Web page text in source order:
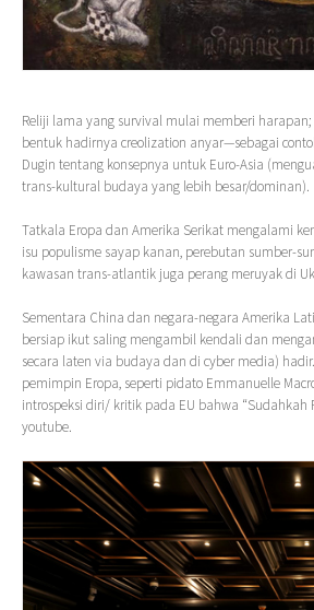
Reliji lama yang survival mulai memberi
bentuk hadirnya creolization anyar—sebagai
Dugin tentang konsepnya untuk Euro-Asia
trans-kultural budaya yang lebih besar/dominan).
Tatkala Eropa dan Amerika Serikat mengalami
isu populisme sayap kanan, perebutan sumber-
kawasan trans-atlantik juga perang meruyak di
Sementara China dan negara-negara Amerika
bersiap ikut saling mengambil kendali dan
secara laten via budaya dan di cyber media)
pemimpin Eropa, seperti pidato Emmanuelle
introspeksi diri/ kritik pada EU bahwa “Sudahkah
youtube.